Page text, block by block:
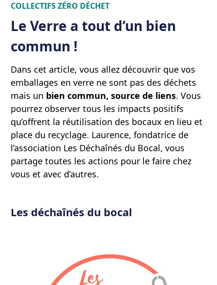
COLLECTIFSZÉRO DÉCHET
Le Verre a tout d’un bien
commun !
Dans cet article, vous allez découvrir que vos
emballages en verre ne sont pas des déchets
mais un bien commun, source de liens. Vous
pourrez observer tous les impacts positifs
qu’offrent la réutilisation des bocaux en lieu et
place du recyclage. Laurence, fondatrice de
l’association Les Déchaînés du Bocal, vous
partage toutes les actions pour le faire chez
vous et avec d’autres.
Les déchaînés du bocal